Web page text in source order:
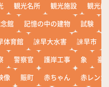
観光名所 観光施設
観光船
館 記憶の中の建物 試験
体育館 諫早大水害 諫早市
警察官 護岸工事 象
豪
像 賑町 赤ちゃん
赤レンガ